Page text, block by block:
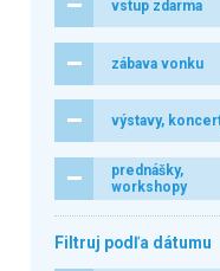
vstup zdarma
zábava vonku
výstavy,
prednášky,
workshopy
Filtruj podľa dátumu